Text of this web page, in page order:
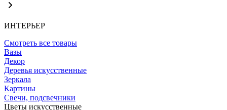
ИНТЕРЬЕР
Смотреть все товары
Вазы
Декор
Деревья искусственные
Зеркала
Картины
Свечи, подсвечники
Цветы искусственные